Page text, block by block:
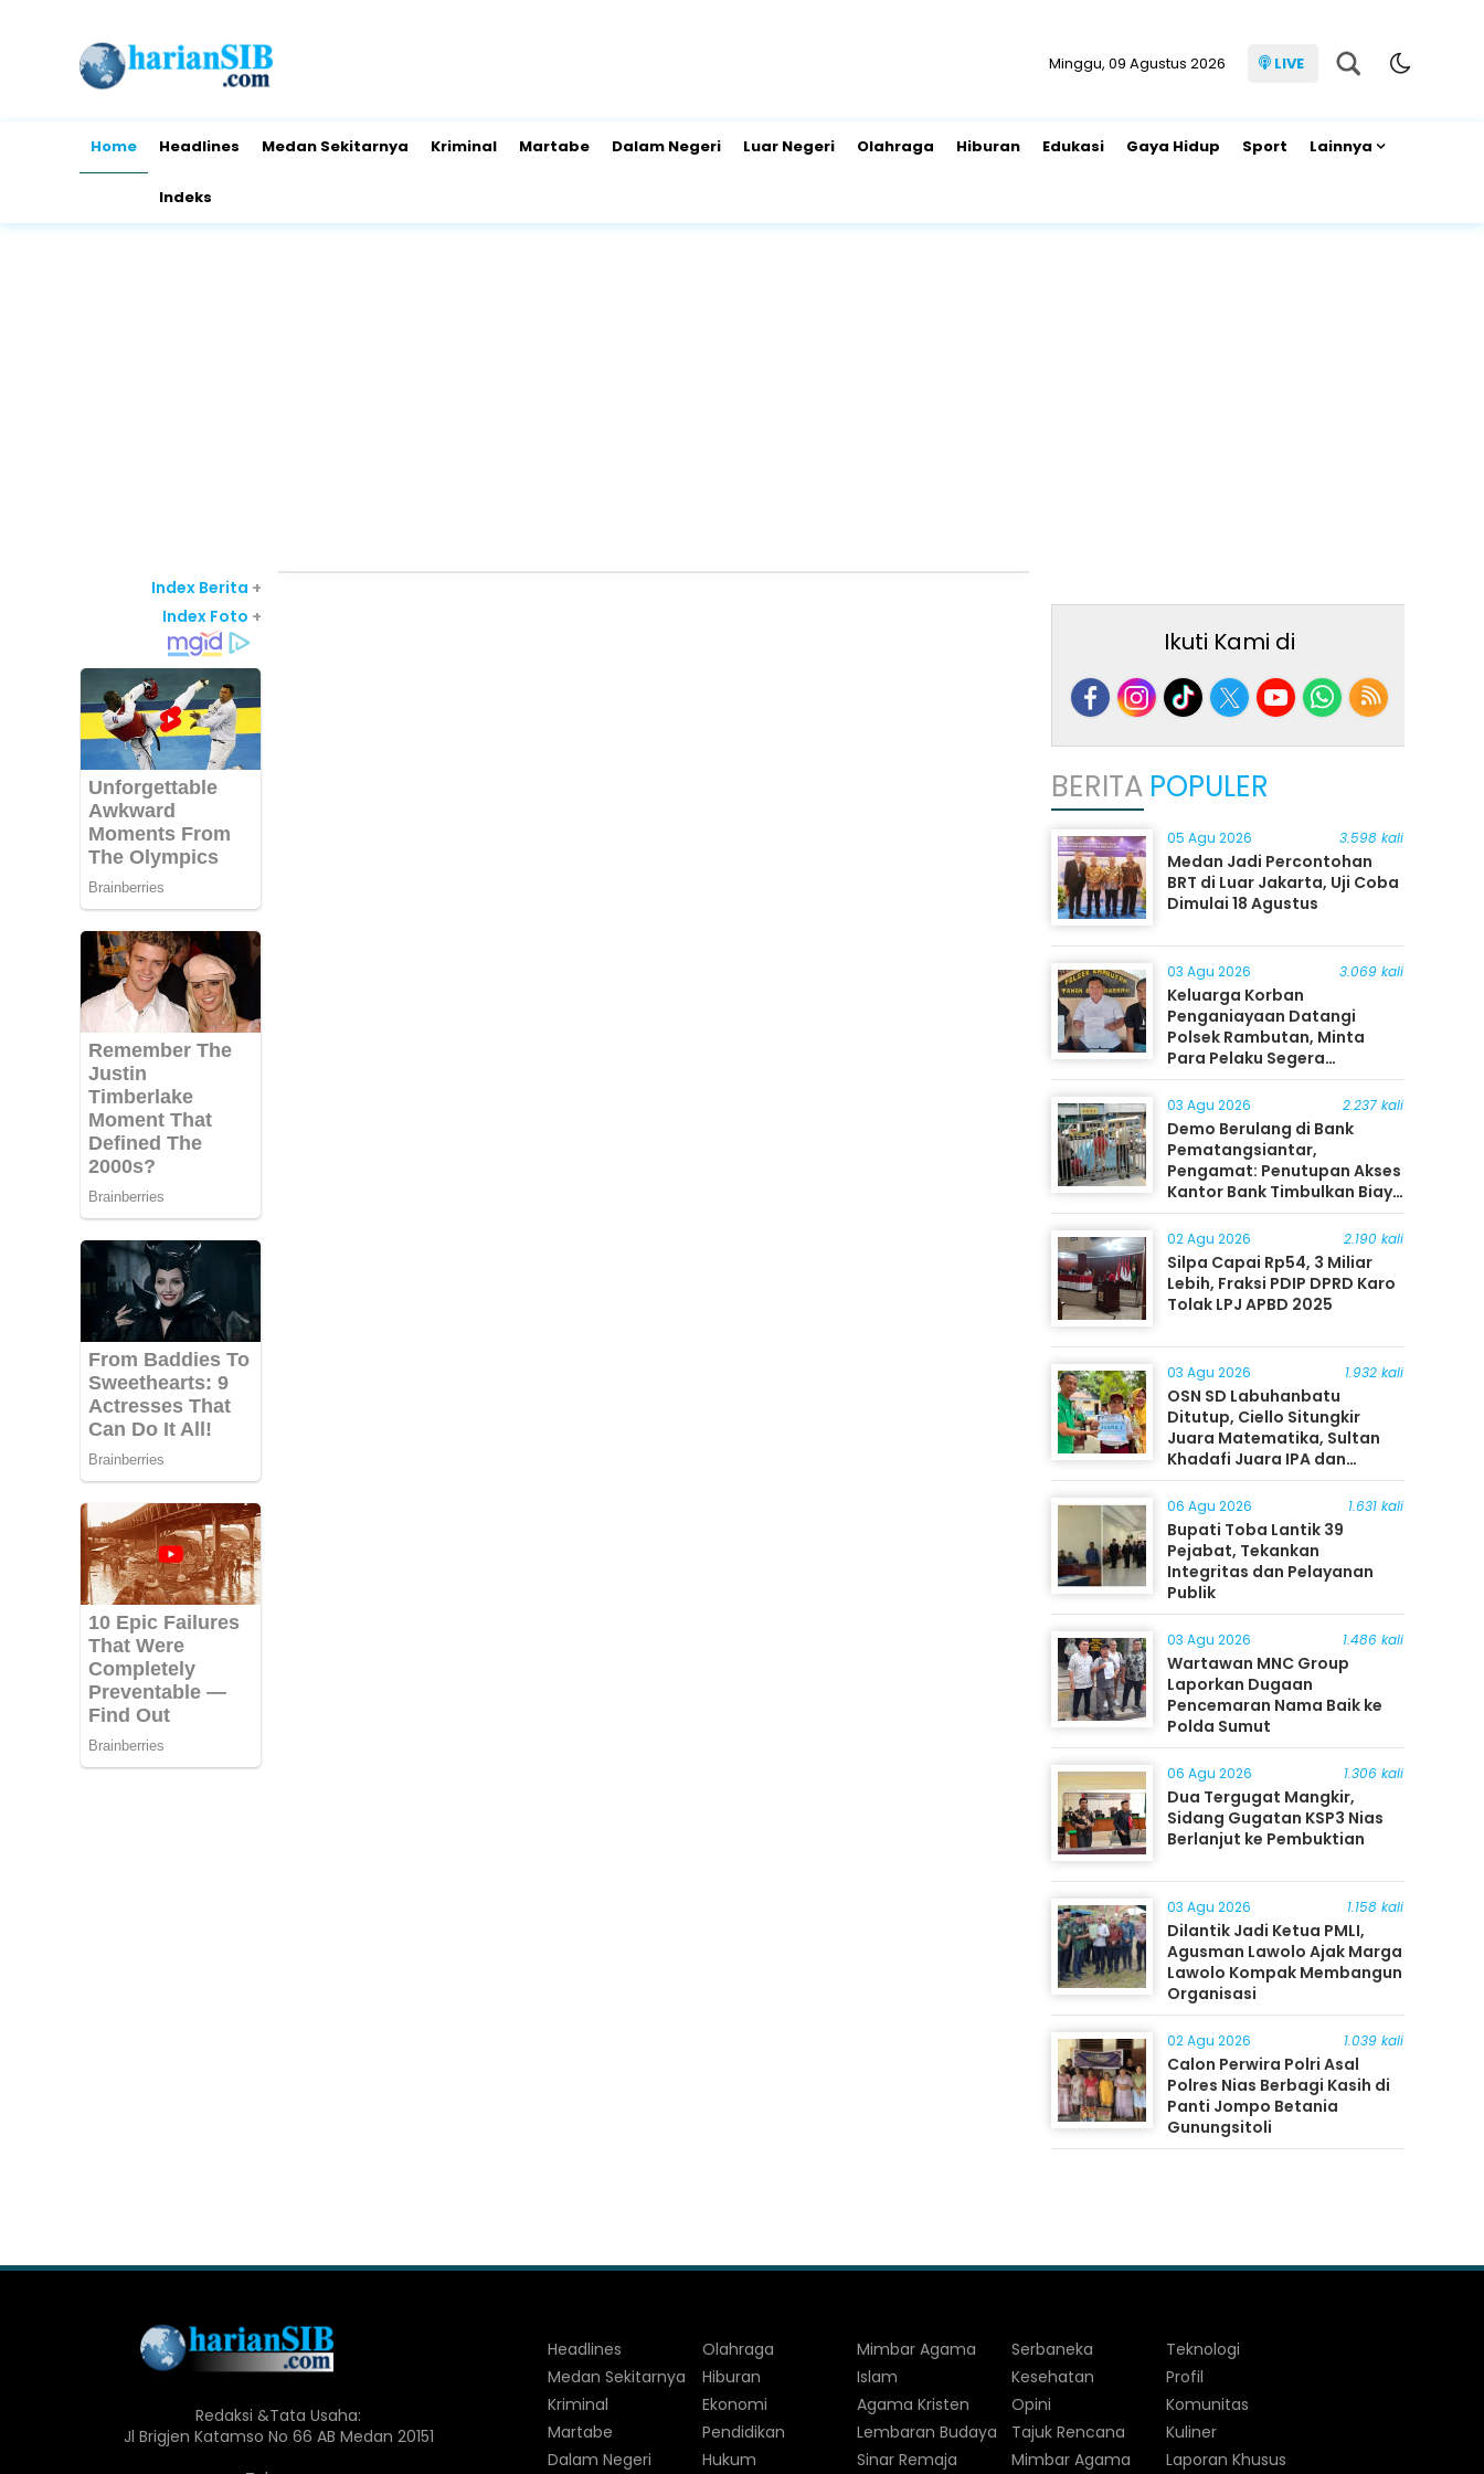
Minggu, 09 Agustus 2026 LIVE
Home Headlines Medan Sekitarnya Kriminal Martabe Dalam Negeri Luar Negeri Olahraga Hiburan Edukasi Gaya Hidup Sport Lainnya
Indeks
Index Berita +
Index Foto +
Ikuti Kami di
BERITA POPULER
05 Agu 2026 3.598 kali
Medan Jadi Percontohan
BRT di Luar Jakarta, Uji Coba
Dimulai 18 Agustus
03 Agu 2026 3.069 kali
Keluarga Korban
Penganiayaan Datangi
Polsek Rambutan, Minta
Para Pelaku Segera
Ditangkap
03 Agu 2026 2.237 kali
Demo Berulang di Bank
Pematangsiantar,
Pengamat: Penutupan Akses
Kantor Bank Timbulkan Biaya
Ekonomi bagi Masyarakat
02 Agu 2026 2.190 kali
Silpa Capai Rp54, 3 Miliar
Lebih, Fraksi PDIP DPRD Karo
Tolak LPJ APBD 2025
03 Agu 2026 1.932 kali
OSN SD Labuhanbatu
Ditutup, Ciello Situngkir
Juara Matematika, Sultan
Khadafi Juara IPA dan
Timothy Rangkuti Juara IPS
06 Agu 2026 1.631 kali
Bupati Toba Lantik 39
Pejabat, Tekankan
Integritas dan Pelayanan
Publik
03 Agu 2026 1.486 kali
Wartawan MNC Group
Laporkan Dugaan
Pencemaran Nama Baik ke
Polda Sumut
06 Agu 2026 1.306 kali
Dua Tergugat Mangkir,
Sidang Gugatan KSP3 Nias
Berlanjut ke Pembuktian
03 Agu 2026 1.158 kali
Dilantik Jadi Ketua PMLI,
Agusman Lawolo Ajak Marga
Lawolo Kompak Membangun
Organisasi
02 Agu 2026 1.039 kali
Calon Perwira Polri Asal
Polres Nias Berbagi Kasih di
Panti Jompo Betania
Gunungsitoli
Redaksi &Tata Usaha:
Jl Brigjen Katamso No 66 AB Medan 20151
Headlines
Medan Sekitarnya
Kriminal
Martabe
Dalam Negeri
Olahraga
Hiburan
Ekonomi
Pendidikan
Hukum
Mimbar Agama
Islam
Agama Kristen
Lembaran Budaya
Sinar Remaja
Serbaneka
Kesehatan
Opini
Tajuk Rencana
Mimbar Agama
Teknologi
Profil
Komunitas
Kuliner
Laporan Khusus